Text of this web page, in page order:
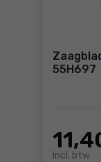
55H697
11
Incl. btw